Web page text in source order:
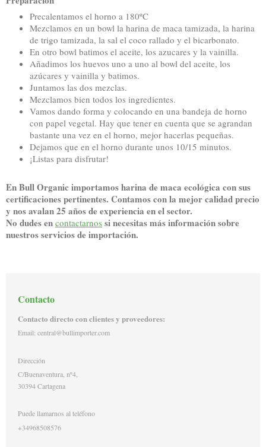
Precalentamos el horno a 180ºC
Mezclamos en un bowl la harina de maca tamizada, la harina
de trigo tamizada, la sal el coco rallado y el bicarbonato.
En otro bowl batimos el aceite, los azucares y la vainilla.
Añadimos los huevos uno a uno al bowl del aceite, los
azúcares y vainilla y batimos.
Juntamos las dos mezclas.
Mezclamos bien todos los ingredientes.
Vamos dando forma y colocando en una bandeja de horno
con papel vegetal. Hay que tener en cuenta que se agrandan
bastante una vez en el horno, mejor hacerlas pequeñas.
Dejamos que en el horno durante unos 10/15 minutos.
¡Listas para disfrutar!
En Bull Organic importamos harina de maca ecológica con sus
certificaciones pertinentes. Contamos con la mejor calidad precio
y nos avalan 25 años de experiencia en el sector.
No dudes en contactarnos si necesitas más información sobre
nuestros servicios de importación.
Contacto
Contacto directo con clientes y proveedores:
Email: central@bullimporter.com
Dirección
C/Buenaventura, nº4,
30394Cartagena
Puede llamarnos al teléfono
+34968508576